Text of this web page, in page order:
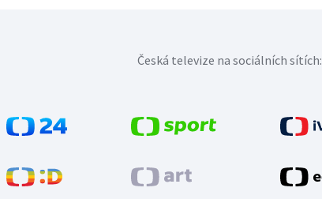
Česká televize na sociálních sítích: